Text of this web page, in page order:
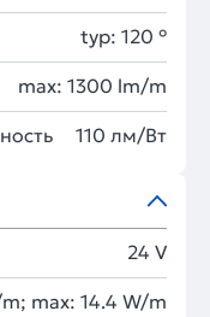
typ: 120 °
max: 1300 lm/m
110 лм/Вт
24 V
max: 14.4 W/m